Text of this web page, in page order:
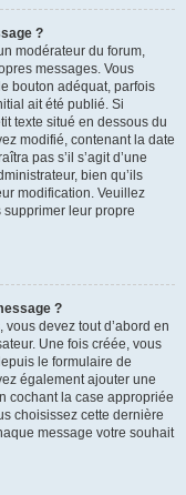
?
modérateur du forum,
messages. Vous
bouton adéquat, parfois
ait été publié. Si
texte situé en dessous du
modifié, contenant la date
pas s’il s’agit d’une
bien qu’ils
modification. Veuillez
leur propre
?
devez tout d’abord en
Une fois créée, vous
le formulaire de
également ajouter une
cochant la case appropriée
choisissez cette dernière
message votre souhait